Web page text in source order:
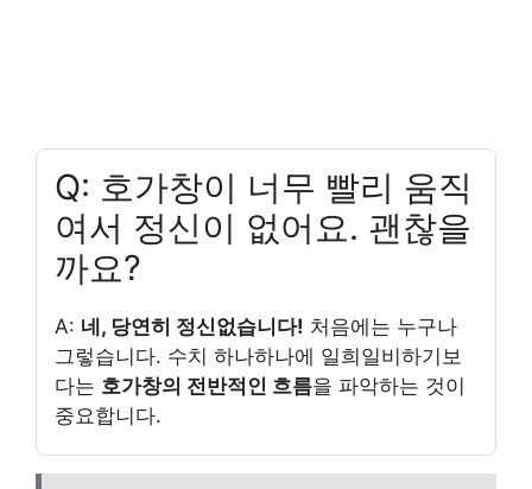
Q: 호가창이 너무 빨리 움직
여서 정신이 없어요. 괜찮을
까요?
A: 네, 당연히 정신없습니다! 처음에는 누구나
그렇습니다. 수치 하나하나에 일희일비하기보
다는 호가창의 전반적인 흐름을 파악하는 것이
중요합니다.